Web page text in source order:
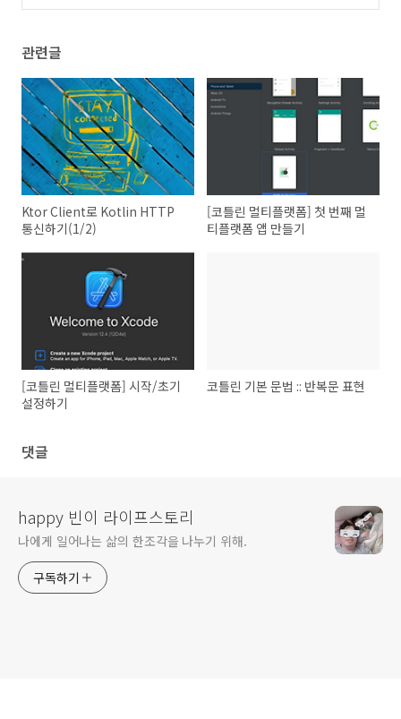
관련글
Ktor Client로 Kotlin HTTP
통신하기(1/2)
[코틀린 멀티플랫폼] 첫 번째 멀
티플랫폼 앱 만들기
[코틀린 멀티플랫폼] 시작/초기
설정하기
코틀린 기본 문법 :: 반복문 표현
댓글
happy 빈이 라이프스토리
나에게 일어나는 삶의 한조각을 나누기 위해.
구독하기